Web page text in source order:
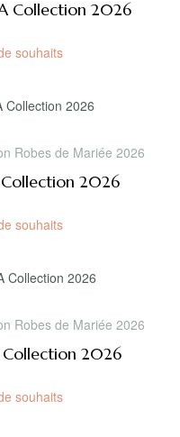
Collection 2026
souhaits
Robes de Mariée 2026
Collection 2026
souhaits
Robes de Mariée 2026
Collection 2026
souhaits